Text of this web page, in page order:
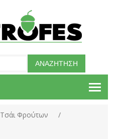
Τσάι Φρούτων
/